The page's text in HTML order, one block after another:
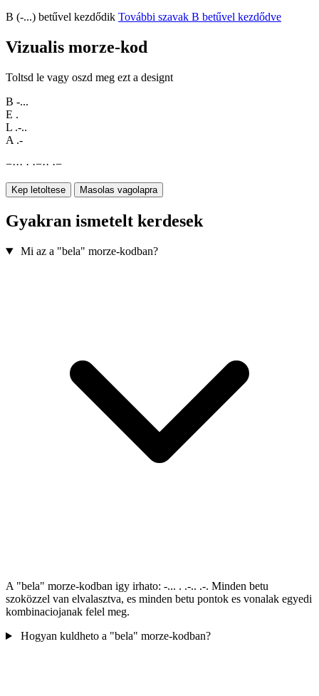
B (-...) betűvel kezdődik További szavak B betűvel kezdődve
Vizualis morze-kod
Toltsd le vagy oszd meg ezt a designt
B -...
E .
L .-..
A .-
−··· · ·−·· ·−
Kep letoltese Masolas vagolapra
Gyakran ismetelt kerdesek
Mi az a "bela" morze-kodban?
A "bela" morze-kodban igy irhato: -... . .-.. .-. Minden betu
szoközzel van elvalasztva, es minden betu pontok es vonalak egyedi
kombinaciojanak felel meg.
Hogyan kuldheto a "bela" morze-kodban?